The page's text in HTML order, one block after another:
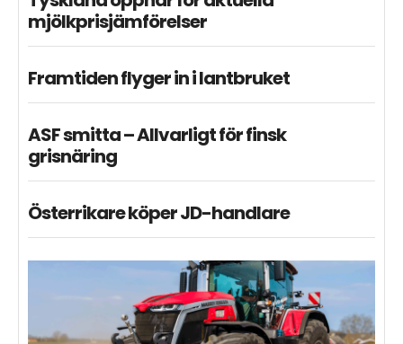
mjölkprisjämförelser
Framtiden flyger in i lantbruket
ASF smitta – Allvarligt för finsk
grisnäring
Österrikare köper JD-handlare